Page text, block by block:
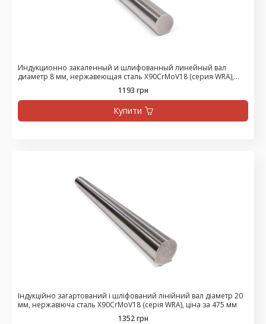
Индукционно закаленный и шлифованный линейный вал
диаметр 8 мм, нержавеющая сталь X90CrMoV18 (серия WRA),
1193 грн
Купити
Індукційно загартований і шліфований лінійний вал діаметр 20
мм, нержавіюча сталь X90CrMoV18 (серія WRA), ціна за 475 мм
1352 грн